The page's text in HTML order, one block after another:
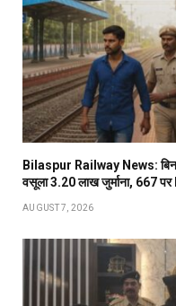
Bilaspur Railway News:
वसूला 3.20 लाख जुर्माना, 667 पर
AUGUST 7, 2026